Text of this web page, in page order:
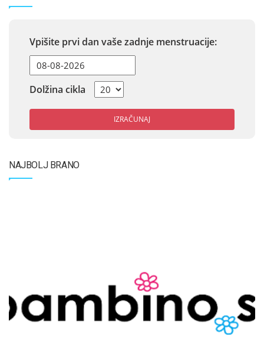
Vpišite prvi dan vaše zadnje menstruacije:
Dolžina cikla
IZRAČUNAJ
NAJBOLJ BRANO